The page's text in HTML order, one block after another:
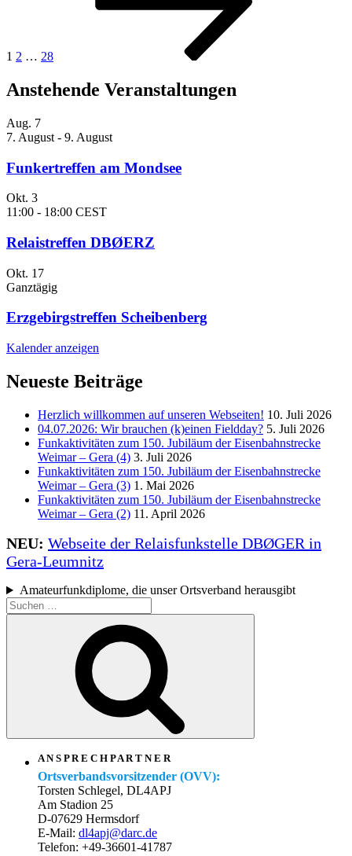
1 2 … 28
Anstehende Veranstaltungen
Aug. 7
7. August - 9. August
Funkertreffen am Mondsee
Okt. 3
11:00 - 18:00 CEST
Relaistreffen DBØERZ
Okt. 17
Ganztägig
Erzgebirgstreffen Scheibenberg
Kalender anzeigen
Neueste Beiträge
Herzlich willkommen auf unseren Webseiten! 10. Juli 2026
04.07.2026: Wir brauchen (k)einen Fieldday? 5. Juli 2026
Funkaktivitäten zum 150. Jubiläum der Eisenbahnstrecke
Weimar – Gera (4) 3. Juli 2026
Funkaktivitäten zum 150. Jubiläum der Eisenbahnstrecke
Weimar – Gera (3) 1. Mai 2026
Funkaktivitäten zum 150. Jubiläum der Eisenbahnstrecke
Weimar – Gera (2) 11. April 2026
NEU: Webseite der Relaisfunkstelle DBØGER in
Gera-Leumnitz
Amateurfunkdiplome, die unser Ortsverband herausgibt
Suchen
nach:
A N S P R E C H P A R T N E R
Ortsverbandsvorsitzender (OVV):
Torsten Schlegel, DL4APJ
Am Stadion 25
D-07629 Hermsdorf
E-Mail: dl4apj@darc.de
Telefon: +49-36601-41787